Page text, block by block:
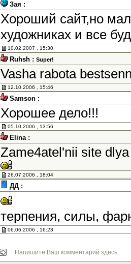
Зая :
Хороший сайт,но
художниках и все
10.02.2007 , 15:30
Ruhsh : Super!
Vasha rabota
12.10.2006 , 15:46
Samson :
Хорошее дело!!!
05.10.2006 , 13:56
Elina :
Zame4atel'nii site
26.07.2006 , 18:04
ДД :
терпения, силы,
06.06.2006 , 16:23
Напишите Ваш комментарий здесь: